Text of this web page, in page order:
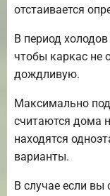
отстаивается
В период
чтобы каркас не
дождливую.
Максимально
считаются дома
находятся
варианты.
В случае если вы